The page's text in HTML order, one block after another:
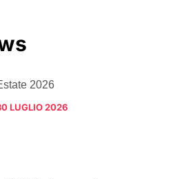
2026
LUGLIO 2026